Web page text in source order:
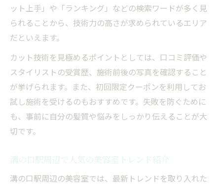
ット上手」や「ランキング」などの検索ワードが多く見
られることから、技術力の高さが求められているエリア
だといえます。
カット技術を見極めるポイントとしては、口コミ評価や
スタイリストの受賞歴、施術前後の写真を確認すること
が挙げられます。また、初回限定クーポンを利用してお
試し施術を受けるのもおすすめです。失敗を防ぐために
も、事前に自分の髪質や悩みをしっかり伝えることが大
切です。
溝の口駅周辺で人気の美容室トレンド紹介
溝の口駅周辺の美容室では、最新トレンドを取り入れた